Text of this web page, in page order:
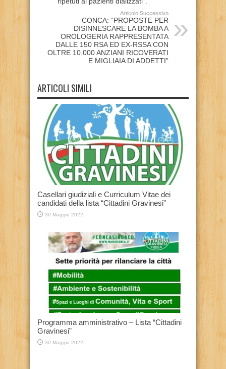
Articolo Successivo
CONCA: “PROPOSTE PER
DISINNESCARE LA BOMBA A
OROLOGERIA RAPPRESENTATA
DALLE 150 RSA ED EX-RSSA CON
OLTRE 10.000 ANZIANI RICOVERATI
E MIGLIAIA DI ADDETTI”
ARTICOLI SIMILI
Casellari giudiziali e Curriculum Vitae dei
candidati della lista “Cittadini Gravinesi”
30 Maggio 2022
Programma amministrativo – Lista “Cittadini
Gravinesi”
30 Maggio 2022